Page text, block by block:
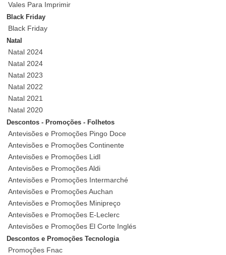
Vales Para Imprimir
Black Friday
Black Friday
Natal
Natal 2024
Natal 2024
Natal 2023
Natal 2022
Natal 2021
Natal 2020
Descontos - Promoções - Folhetos
Antevisões e Promoções Pingo Doce
Antevisões e Promoções Continente
Antevisões e Promoções Lidl
Antevisões e Promoções Aldi
Antevisões e Promoções Intermarché
Antevisões e Promoções Auchan
Antevisões e Promoções Minipreço
Antevisões e Promoções E-Leclerc
Antevisões e Promoções El Corte Inglés
Descontos e Promoções Tecnologia
Promoções Fnac